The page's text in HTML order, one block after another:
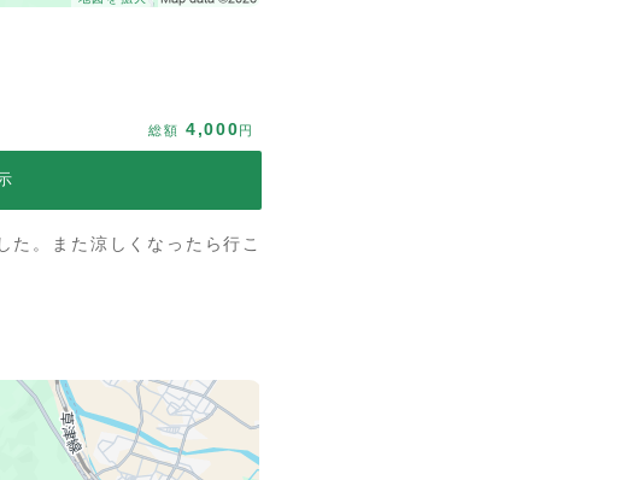
総額 4,000円
た。また涼しくなったら行こ